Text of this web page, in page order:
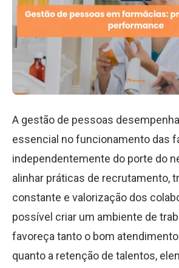
A gestão de pessoas
essencial no funcionamento das
independentemente do porte do
alinhar práticas de recrutamento,
constante e valorização dos
possível criar um ambiente de
favoreça tanto o bom
quanto a retenção de talentos,